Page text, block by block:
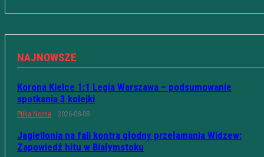
NAJNOWSZE
Korona Kielce 1:1 Legia Warszawa – podsumowanie
spotkania 3 kolejki
Piłka Nożna 2026-08-08
Jagiellonia na fali kontra głodny przełamania Widzew:
Zapowiedź hitu w Białymstoku